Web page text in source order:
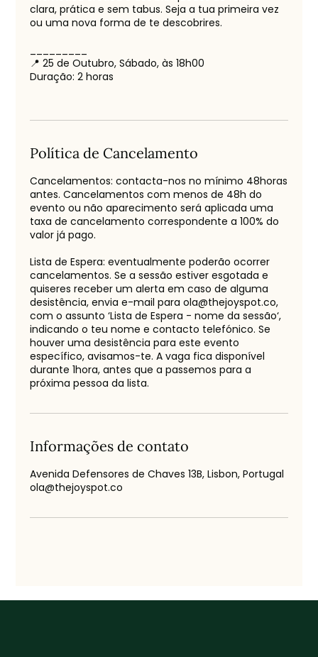
clara, prática e sem tabus. Seja a tua primeira vez
ou uma nova forma de te descobrires.
📍 25 de Outubro, Sábado, às 18h00
Duração: 2 horas
Política de Cancelamento
Cancelamentos: contacta-nos no mínimo 48horas
antes. Cancelamentos com menos de 48h do
evento ou não aparecimento será aplicada uma
taxa de cancelamento correspondente a 100% do
valor já pago.
Lista de Espera: eventualmente poderão ocorrer
cancelamentos. Se a sessão estiver esgotada e
quiseres receber um alerta em caso de alguma
desistência, envia e-mail para ola@thejoyspot.co,
com o assunto ‘Lista de Espera - nome da sessão‘,
indicando o teu nome e contacto telefónico. Se
houver uma desistência para este evento
específico, avisamos-te. A vaga fica disponível
durante 1hora, antes que a passemos para a
próxima pessoa da lista.
Informações de contato
Avenida Defensores de Chaves 13B, Lisbon, Portugal
ola@thejoyspot.co